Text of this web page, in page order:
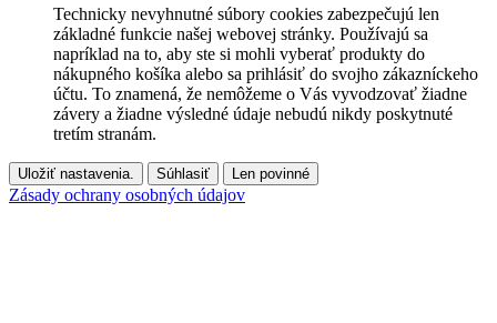
Technicky nevyhnutné súbory cookies zabezpečujú len
základné funkcie našej webovej stránky. Používajú sa
napríklad na to, aby ste si mohli vyberať produkty do
nákupného košíka alebo sa prihlásiť do svojho zákazníckeho
účtu. To znamená, že nemôžeme o Vás vyvodzovať žiadne
závery a žiadne výsledné údaje nebudú nikdy poskytnuté
tretím stranám.
Uložiť nastavenia. Súhlasiť Len povinné
Zásady ochrany osobných údajov